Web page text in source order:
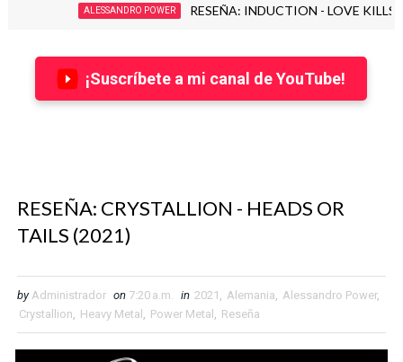
ALESSANDRO POWER RESEÑA: INDUCTION - LOVE KILLS! (2026)
¡Suscríbete a mi canal de YouTube!
RESEÑA: CRYSTALLION - HEADS OR
TAILS (2021)
by Administrador on 7:20 a.m. in 2021 , Alemania, Alessandro Power,
Crystallion, Heavy Metal , Power Metal , Reseña